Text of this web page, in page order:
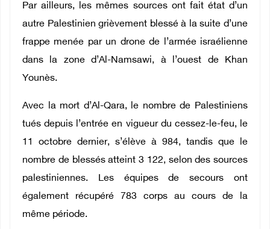
Par ailleurs, les mêmes sources ont fait état d’un
autre Palestinien grièvement blessé à la suite d’une
frappe menée par un drone de l’armée israélienne
dans la zone d’Al-Namsawi, à l’ouest de Khan
Younès.
Avec la mort d’Al-Qara, le nombre de Palestiniens
tués depuis l’entrée en vigueur du cessez-le-feu, le
11 octobre dernier, s’élève à 984, tandis que le
nombre de blessés atteint 3 122, selon des sources
palestiniennes. Les équipes de secours ont
également récupéré 783 corps au cours de la
même période.